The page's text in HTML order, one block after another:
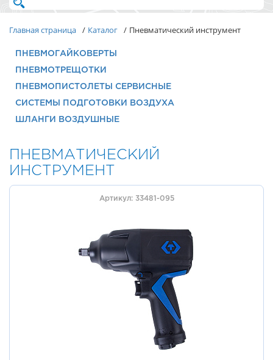
Главная страница / Каталог / Пневматический инструмент
ПНЕВМОГАЙКОВЕРТЫ
ПНЕВМОТРЕЩОТКИ
ПНЕВМОПИСТОЛЕТЫ СЕРВИСНЫЕ
СИСТЕМЫ ПОДГОТОВКИ ВОЗДУХА
ШЛАНГИ ВОЗДУШНЫЕ
ПНЕВМАТИЧЕСКИЙ
ИНСТРУМЕНТ
Артикул: 33481-095